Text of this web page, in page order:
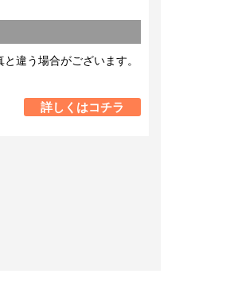
違う場合がございます。
詳しくはコチラ